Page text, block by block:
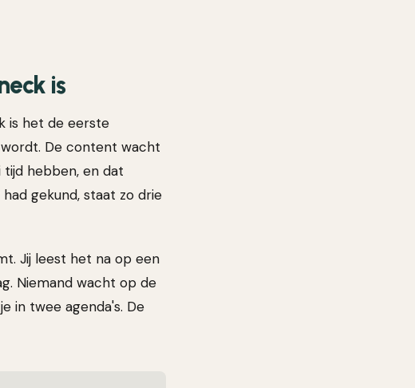
is
is het de eerste
De content wacht
hebben, en dat
gekund, staat zo drie
Jij leest het na op een
Niemand wacht op de
in twee agenda's. De